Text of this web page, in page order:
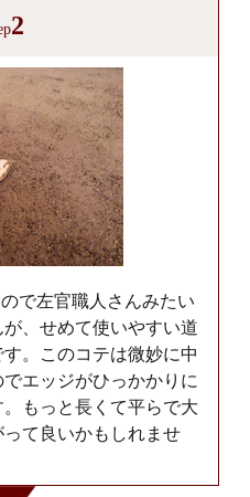
2
で左官職人さんみたい
、せめて使いやすい道
。このコテは微妙に中
エッジがひっかかりに
もっと長くて平らで大
て良いかもしれませ